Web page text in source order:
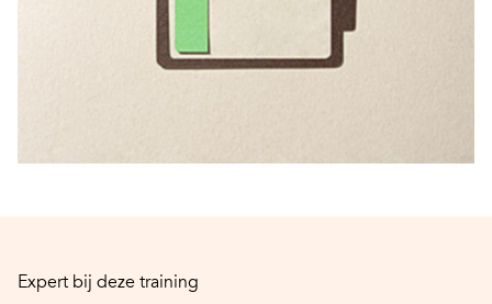
Expert bij deze training